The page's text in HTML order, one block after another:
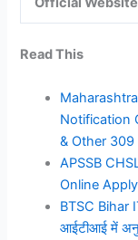
Read This
Notification
& Other 309
APSSB
Online
BTSC Bihar
आईटीआई में